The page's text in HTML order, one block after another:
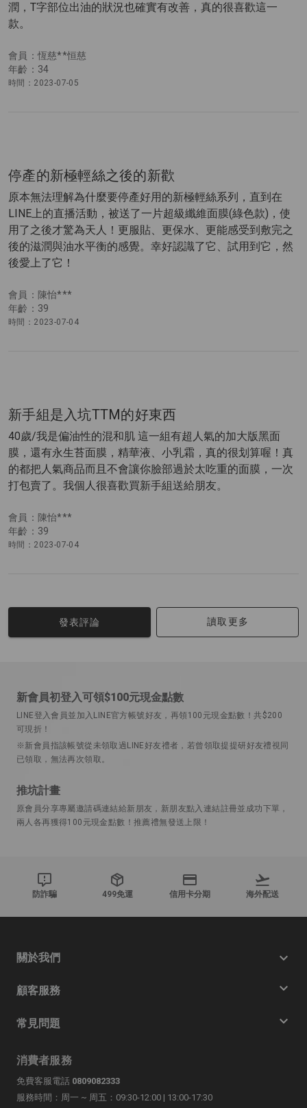
會員：恆慈**恒慈
年齡：34
時間：2023-07-05
潤，T字部位出油的狀況也確實有改善，真的很喜歡這一
款。
會員：陳怡***
年齡：39
時間：2023-07-04
停產的新極輕絲之後的新歡
原本無法理解為什麼要停產好用的新極輕絲系列，直到在
LINE上的直播活動，被送了一片超級纖維面膜(綠色款)，使
用了之後才驚為天人！更服貼、更保水、更能感受到敷完之
後的滋潤與油水平衡的感覺。幸好認識了它、試用到它，然
後愛上了它！
會員：陳怡***
年齡：39
時間：2023-07-04
新手組是入坑TTM的好東西
40歲/我是偏油性的混和肌 這一組有超人氣的加大版黑面
膜，還有永生苔面膜，精華液、小乳霜，真的很划算喔！真
的都把人氣商品而且不會讓你臉部過於太吃重的面膜，一次
打包賣了。我個人很喜歡買新手組送給朋友。
發表評論 讀取更多
新會員初登入可領$100元現金點數
LINE登入會員並加入LINE官方帳號好友，再領100元現金點數！共$200
可現折！
※新會員指該帳號從未領取過LINE好友禮者，若曾領取提提研好友禮視同
已領取，無法再次領取。
推坑計畫
原會員分享專屬邀請碼連結給新朋友，新朋友點入連結註冊並成功下單，
兩人各再獲得100元現金點數！推薦禮無發送上限！
防詐騙 499免運 信用卡分期 海外配送
關於我們
顧客服務
常見問題
消費者服務
免費客服電話 0809082333
服務時間：周一 ~ 周五：09:30-12:00 | 13:00-17:30